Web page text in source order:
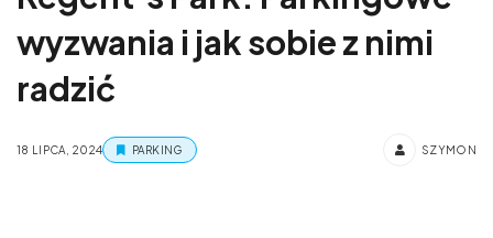
wyzwania i jak sobie z nimi
radzić
18 LIPCA, 2024 PARKING SZYMON